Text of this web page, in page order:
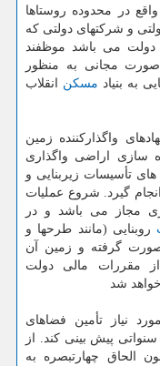
در محدوده روستاها
و شركتهای دولتی كه
دولت می باشد موظفند
صورت مجانی به منظور
به بنیاد مسكن انقلاب
واگذاركننده زمین
سازی اراضی واگذاری
تأسیسات زیربنایی و
گیرد. شروع عملیات
مجاز می باشد و در
روبنایی (مانند طرحها و
گرفته و زمین آن
بخشی از مقررات مالی دولت
نیاز تأمین فضاهای
پیش بینی كند. از
الحاق چهارتبصره به